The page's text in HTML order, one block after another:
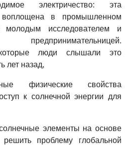
электричество: эта
воплощена в промышленном
молодым исследователем и
люди слышали это
лет назад,
физические свойства
к солнечной энергии для
элементы на основе
проблему глобальной